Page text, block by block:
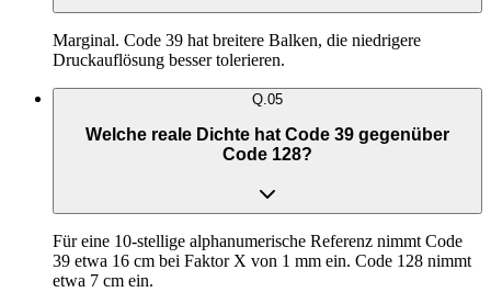
Marginal. Code 39 hat breitere Balken, die niedrigere
Druckauflösung besser tolerieren.
Q.05
Welche reale Dichte hat Code 39 gegenüber
Code 128?
Für eine 10-stellige alphanumerische Referenz nimmt Code
39 etwa 16 cm bei Faktor X von 1 mm ein. Code 128 nimmt
etwa 7 cm ein.